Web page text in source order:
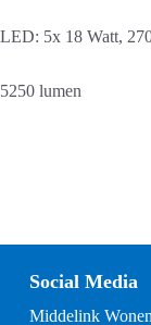
LED: 5x 18 Watt,
5250 lumen
Social Media
Middelink